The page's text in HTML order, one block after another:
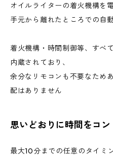
オイルライターの着火機構を
手元から離れたところでの自
着火機構・時間制御等、すべ
内蔵されており、
余分なリモコンも不要なため
配はありません
思いどおりに時間をコ
最大10分までの任意のタイミ